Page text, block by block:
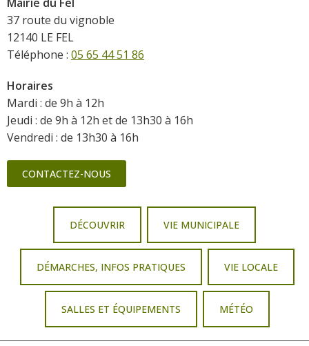
37 route du vignoble
12140 LE FEL
Téléphone : 05 65 44 51 86
Horaires
Mardi : de 9h à 12h
Jeudi : de 9h à 12h et de 13h30 à 16h
Vendredi : de 13h30 à 16h
CONTACTEZ-NOUS
DÉCOUVRIR VIE MUNICIPALE
DÉMARCHES, INFOS PRATIQUES VIE LOCALE
SALLES ET ÉQUIPEMENTS MÉTÉO